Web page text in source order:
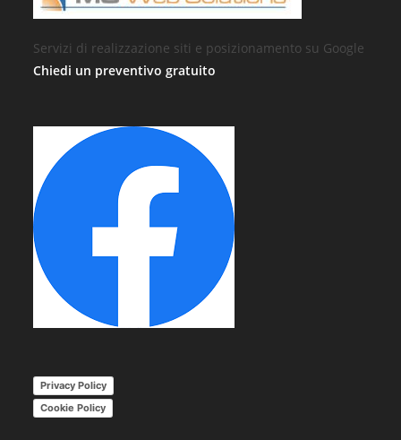
Servizi di realizzazione siti e posizionamento su Google
Chiedi un preventivo gratuito
Privacy Policy
Cookie Policy